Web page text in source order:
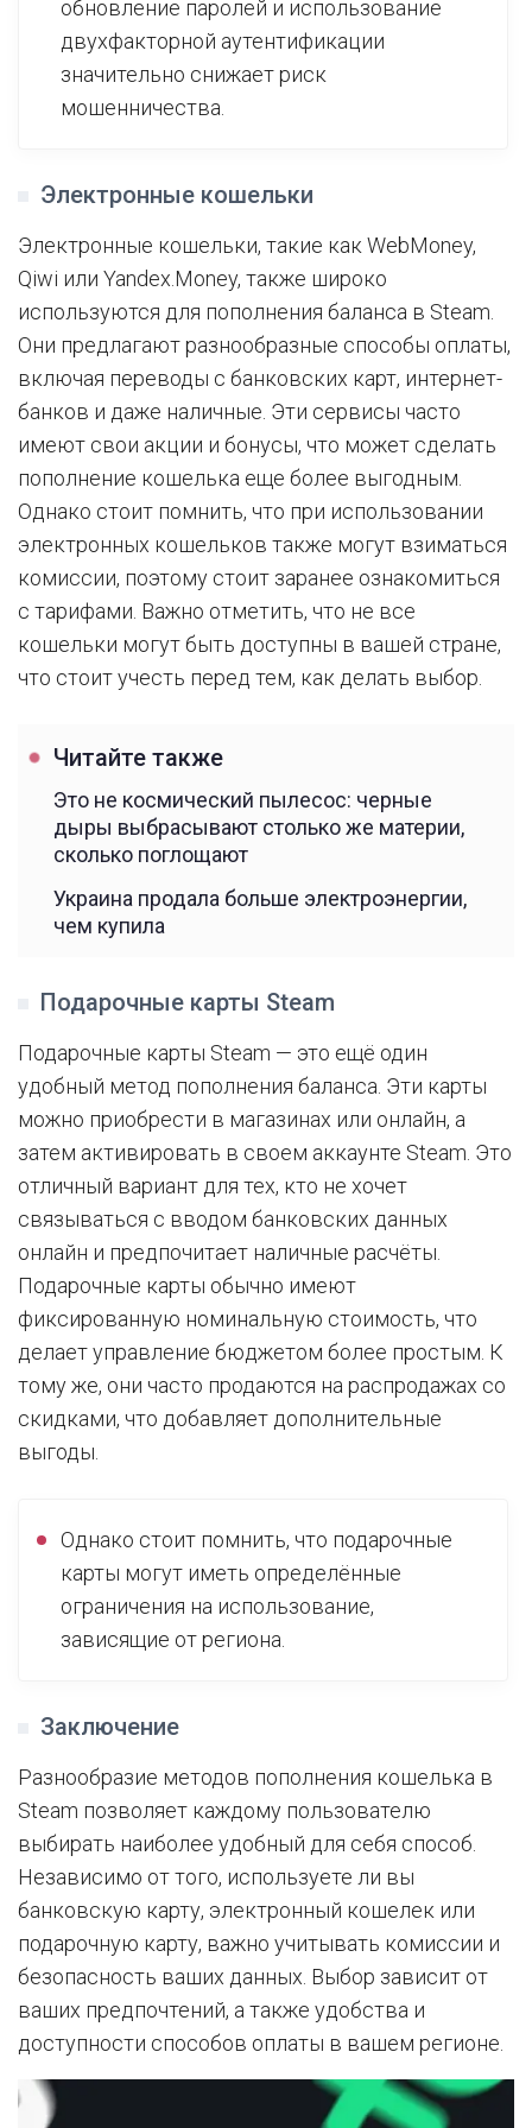
обновление паролей и использование
двухфакторной аутентификации
значительно снижает риск
мошенничества.
Электронные кошельки
Электронные кошельки, такие как WebMoney,
Qiwi или Yandex.Money, также широко
используются для пополнения баланса в Steam.
Они предлагают разнообразные способы оплаты,
включая переводы с банковских карт, интернет-
банков и даже наличные. Эти сервисы часто
имеют свои акции и бонусы, что может сделать
пополнение кошелька еще более выгодным.
Однако стоит помнить, что при использовании
электронных кошельков также могут взиматься
комиссии, поэтому стоит заранее ознакомиться
с тарифами. Важно отметить, что не все
кошельки могут быть доступны в вашей стране,
что стоит учесть перед тем, как делать выбор.
Читайте также
Это не космический пылесос: черные
дыры выбрасывают столько же материи,
сколько поглощают
Украина продала больше электроэнергии,
чем купила
Подарочные карты Steam
Подарочные карты Steam — это ещё один
удобный метод пополнения баланса. Эти карты
можно приобрести в магазинах или онлайн, а
затем активировать в своем аккаунте Steam. Это
отличный вариант для тех, кто не хочет
связываться с вводом банковских данных
онлайн и предпочитает наличные расчёты.
Подарочные карты обычно имеют
фиксированную номинальную стоимость, что
делает управление бюджетом более простым. К
тому же, они часто продаются на распродажах со
скидками, что добавляет дополнительные
выгоды.
Однако стоит помнить, что подарочные
карты могут иметь определённые
ограничения на использование,
зависящие от региона.
Заключение
Разнообразие методов пополнения кошелька в
Steam позволяет каждому пользователю
выбирать наиболее удобный для себя способ.
Независимо от того, используете ли вы
банковскую карту, электронный кошелек или
подарочную карту, важно учитывать комиссии и
безопасность ваших данных. Выбор зависит от
ваших предпочтений, а также удобства и
доступности способов оплаты в вашем регионе.